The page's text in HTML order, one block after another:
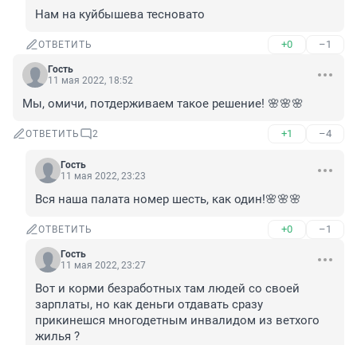
Нам на куйбышева тесновато
ОТВЕТИТЬ +0 –1
Гость
11 мая 2022, 18:52
Мы, омичи, потдерживаем такое решение! 🌸🌸🌸
ОТВЕТИТЬ 2 +1 –4
Гость
11 мая 2022, 23:23
Вся наша палата номер шесть, как один!🌸🌸🌸
ОТВЕТИТЬ +0 –1
Гость
11 мая 2022, 23:27
Вот и корми безработных там людей со своей
зарплаты, но как деньги отдавать сразу
прикинешся многодетным инвалидом из ветхого
жилья ?